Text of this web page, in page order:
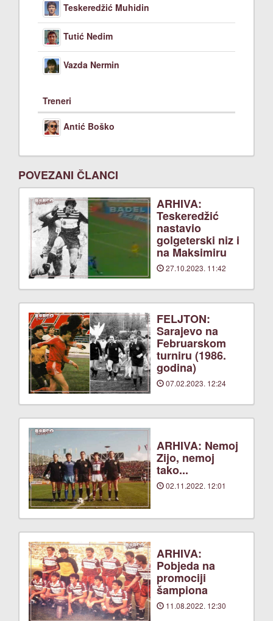
Teskeredžić Muhidin
Tutić Nedim
Vazda Nermin
Treneri
Antić Boško
POVEZANI ČLANCI
ARHIVA:
Teskeredžić
nastavio
golgeterski niz i
na Maksimiru
27.10.2023. 11:42
FELJTON:
Sarajevo na
Februarskom
turniru (1986.
godina)
07.02.2023. 12:24
ARHIVA: Nemoj
Zijo, nemoj
tako...
02.11.2022. 12:01
ARHIVA:
Pobjeda na
promociji
šampiona
11.08.2022. 12:30